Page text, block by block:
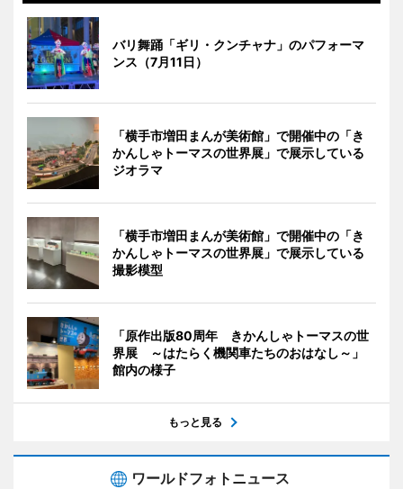
バリ舞踊「ギリ・クンチャナ」のパフォーマ
ンス（7月11日）
「横手市増田まんが美術館」で開催中の「き
かんしゃトーマスの世界展」で展示している
ジオラマ
「横手市増田まんが美術館」で開催中の「き
かんしゃトーマスの世界展」で展示している
撮影模型
「原作出版80周年 きかんしゃトーマスの世
界展 ～はたらく機関車たちのおはなし～」
館内の様子
もっと見る
ワールドフォトニュース